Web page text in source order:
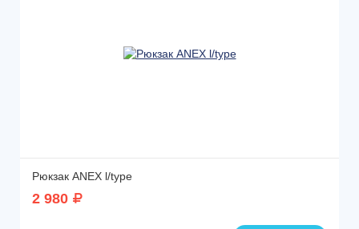
Рюкзак ANEX l/type
2 980